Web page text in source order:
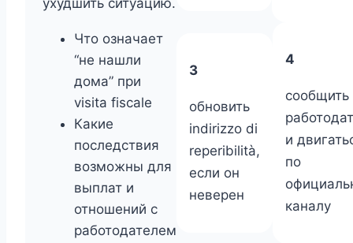
ухудшить ситуацию.
Что означает
“не нашли
дома” при
visita fiscale
Какие
последствия
возможны для
выплат и
отношений с
работодателем
3
обновить
indirizzo di
reperibilità,
если он
неверен
4
сообщить
и
по
каналу